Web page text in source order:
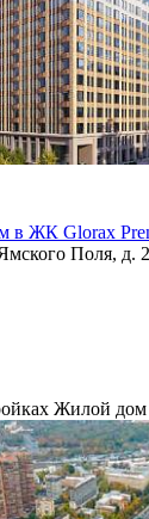
в ЖК Glorax
Поля, д.
Жилой дом